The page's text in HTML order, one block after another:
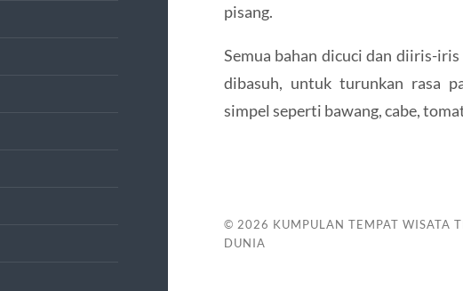
pisang.
Semua bahan dicuci dan diiris-
dibasuh, untuk turunkan rasa
simpel seperti bawang, cabe,
© 2026 KUMPULAN TEMPAT WISATA
DUNIA